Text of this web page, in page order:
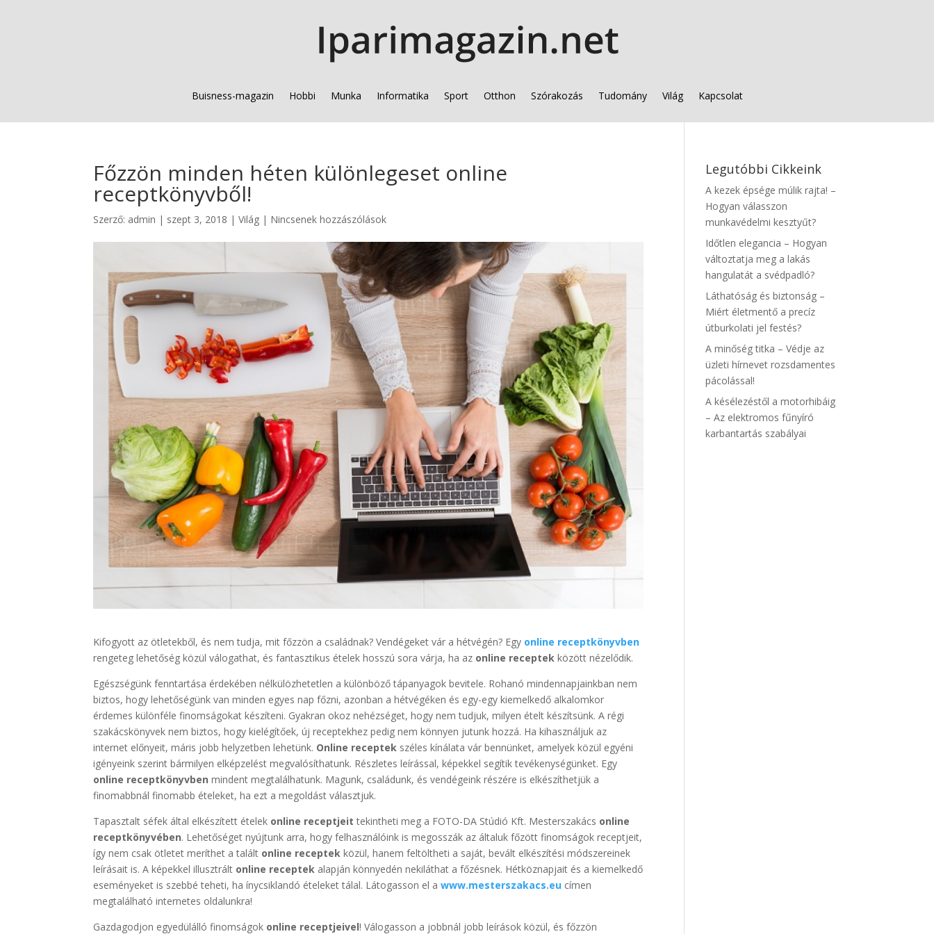
Buisness-magazin Hobbi Munka Informatika Sport Otthon Szórakozás Tudomány Világ Kapcsolat
Főzzön minden héten különlegeset online
receptkönyvből!
Szerző: admin | szept 3, 2018 |Világ | Nincsenek hozzászólások
Kifogyott az ötletekből, és nem tudja, mit főzzön a családnak? Vendégeket vár a hétvégén? Egy online receptkönyvben
rengeteg lehetőség közül válogathat, és fantasztikus ételek hosszú sora várja, ha az online receptek között nézelődik.
Egészségünk fenntartása érdekében nélkülözhetetlen a különböző tápanyagok bevitele. Rohanó mindennapjainkban nem
biztos, hogy lehetőségünk van minden egyes nap főzni, azonban a hétvégéken és egy-egy kiemelkedő alkalomkor
érdemes különféle finomságokat készíteni. Gyakran okoz nehézséget, hogy nem tudjuk, milyen ételt készítsünk. A régi
szakácskönyvek nem biztos, hogy kielégítőek, új receptekhez pedig nem könnyen jutunk hozzá. Ha kihasználjuk az
internet előnyeit, máris jobb helyzetben lehetünk. Online receptek széles kínálata vár bennünket, amelyek közül egyéni
igényeink szerint bármilyen elképzelést megvalósíthatunk. Részletes leírással, képekkel segítik tevékenységünket. Egy
online receptkönyvbenmindent megtalálhatunk. Magunk, családunk, és vendégeink részére is elkészíthetjük a
finomabbnál finomabb ételeket, ha ezt a megoldást választjuk.
Tapasztalt séfek által elkészített ételek online receptjeit tekintheti meg a FOTO-DA Stúdió Kft. Mesterszakács online
receptkönyvében. Lehetőséget nyújtunk arra, hogy felhasználóink is megosszák az általuk főzött finomságok receptjeit,
így nem csak ötletet meríthet a talált online receptek közül, hanem feltöltheti a saját, bevált elkészítési módszereinek
leírásait is. A képekkel illusztrált online receptek alapján könnyedén nekiláthat a főzésnek. Hétköznapjait és a kiemelkedő
eseményeket is szebbé teheti, ha ínycsiklandó ételeket tálal. Látogasson el awww.mesterszakacs.eu címen
megtalálható internetes oldalunkra!
Gazdagodjon egyedülálló finomságok online receptjeivel! Válogasson a jobbnál jobb leírások közül, és főzzön
Legutóbbi Cikkeink
A kezek épsége múlik rajta! –
Hogyan válasszon
munkavédelmi kesztyűt?
Időtlen elegancia – Hogyan
változtatja meg a lakás
hangulatát a svédpadló?
Láthatóság és biztonság –
Miért életmentő a precíz
útburkolati jel festés?
A minőség titka – Védje az
üzleti hírnevet rozsdamentes
pácolással!
A késélezéstől a motorhibáig
– Az elektromos fűnyíró
karbantartás szabályai